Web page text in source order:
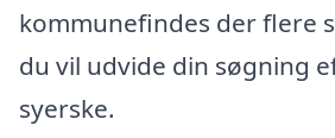
kommunefindes der flere
du vil udvide din søgning
syerske.